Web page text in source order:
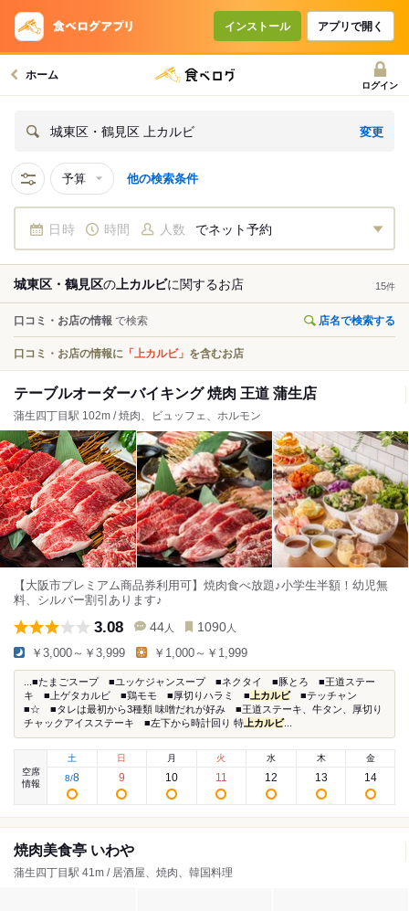
インストール アプリで開く
ホーム
ログイン
城東区・鶴見区 上カルビ 変更
予算 他の検索条件
日時 時間 人数 でネット予約
城東区・鶴見区の上カルビに関するお店 15件
口コミ・お店の情報 で検索 店名で検索する
口コミ・お店の情報に 「上カルビ」 を含むお店
テーブルオーダーバイキング 焼肉 王道 蒲生店
蒲生四丁目駅 102m / 焼肉、ビュッフェ、ホルモン
【大阪市プレミアム商品券利用可】焼肉食べ放題♪小学生半額！幼児無
料、シルバー割引あります♪
3.08 44 人 1090 人
￥3,000～￥3,999 ￥1,000～￥1,999
...■たまごスープ ■ユッケジャンスープ ■ネクタイ ■豚とろ ■王道ステー
キ ■上ゲタカルビ ■鶏モモ ■厚切りハラミ ■ 上カルビ■テッチャン
■☆ ■タレは最初から3種類 味噌だれが好み ■王道ステーキ、牛タン、厚切り
チャックアイスステーキ ■左下から時計回り 特 上カルビ...
空席
情報
土
8/8
日
9
月
10
火
11
水
12
木
13
金
14
焼肉美食亭 いわや
蒲生四丁目駅 41m / 居酒屋、焼肉、韓国料理